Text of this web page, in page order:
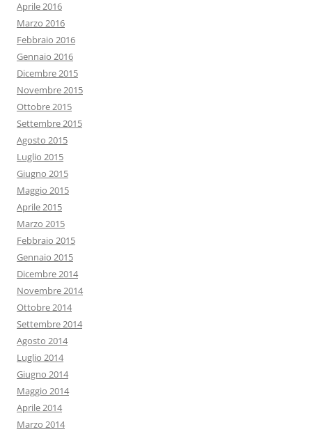
Aprile 2016
Marzo 2016
Febbraio 2016
Gennaio 2016
Dicembre 2015
Novembre 2015
Ottobre 2015
Settembre 2015
Agosto 2015
Luglio 2015
Giugno 2015
Maggio 2015
Aprile 2015
Marzo 2015
Febbraio 2015
Gennaio 2015
Dicembre 2014
Novembre 2014
Ottobre 2014
Settembre 2014
Agosto 2014
Luglio 2014
Giugno 2014
Maggio 2014
Aprile 2014
Marzo 2014